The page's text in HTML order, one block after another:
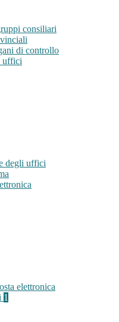
consiliari
di controllo
uffici
degli uffici
elettronica
1